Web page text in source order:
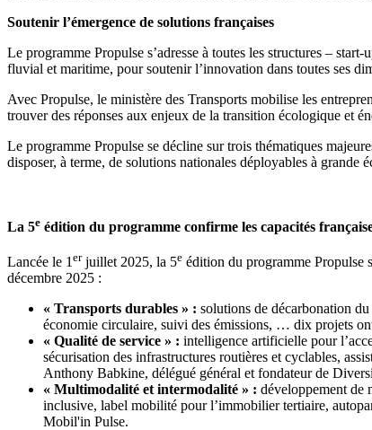
Soutenir l’émergence de solutions françaises
Le programme Propulse s’adresse à toutes les structures –
fluvial et maritime, pour soutenir l’innovation dans toutes ses
Avec Propulse, le ministère des Transports mobilise les
trouver des réponses aux enjeux de la transition écologique et
Le programme Propulse se décline sur trois thématiques
disposer, à terme, de solutions nationales déployables à grande
La 5e édition du programme confirme les capacités
Lancée le 1 erjuillet 2025, la 5e édition du programme Propulse
décembre 2025 :
« Transports durables » : solutions de décarbonation
économie circulaire, suivi des émissions, … dix projets
« Qualité de service » : intelligence artificielle pour
sécurisation des infrastructures routières et cyclables,
Anthony Babkine, délégué général et fondateur de
« Multimodalité et intermodalité » : développement de
inclusive, label mobilité pour l’immobilier tertiaire,
Mobil'in Pulse.